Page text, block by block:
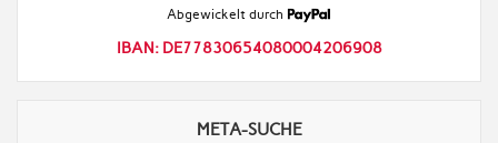
Abgewickelt durch
IBAN: DE77830654080004206908
META-SUCHE